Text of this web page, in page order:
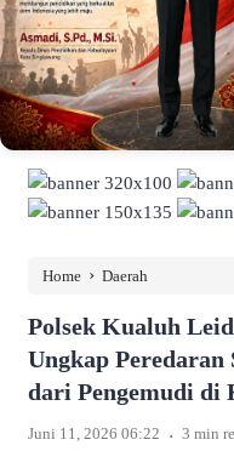
Home › Daerah
Polsek Kualuh
Ungkap Peredaran
dari Pengemudi
Juni 11, 2026 06:22 . 3 min